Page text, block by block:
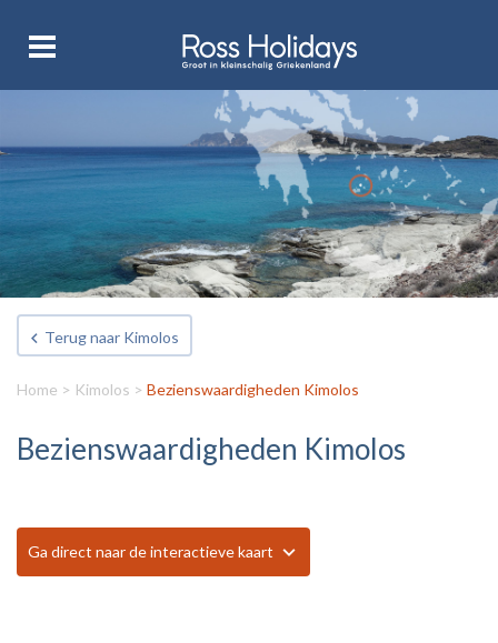
Terug naar Kimolos
Home > Kimolos > Bezienswaardigheden Kimolos
Bezienswaardigheden Kimolos
Ga direct naar de interactieve kaart